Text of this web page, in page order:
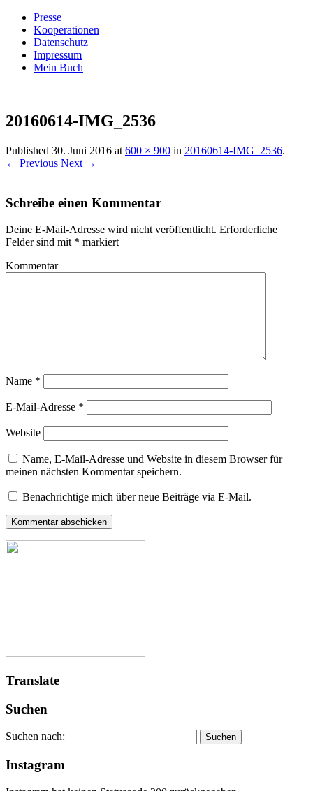
Presse
Kooperationen
Datenschutz
Impressum
Mein Buch
Villa König
20160614-IMG_2536
Published 30. Juni 2016 at 600 × 900 in 20160614-IMG_2536.
← Previous Next →
Schreibe einen Kommentar
Deine E-Mail-Adresse wird nicht veröffentlicht. Erforderliche
Felder sind mit * markiert
Kommentar
Name *
E-Mail-Adresse *
Website
Name, E-Mail-Adresse und Website in diesem Browser für
meinen nächsten Kommentar speichern.
Benachrichtige mich über neue Beiträge via E-Mail.
Translate
Suchen
Suchen nach:
Instagram